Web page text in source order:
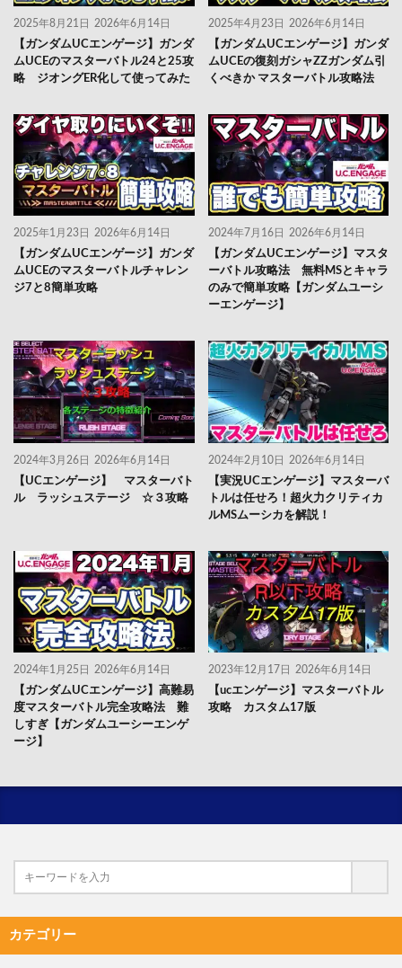
2025年8月21日 2026年6月14日
【ガンダムUCエンゲージ】ガンダ
ムUCEのマスターバトル24と25攻
略 ジオングER化して使ってみた
2025年4月23日 2026年6月14日
【ガンダムUCエンゲージ】ガンダ
ムUCEの復刻ガシャZZガンダム引
くべきか マスターバトル攻略法
2025年1月23日 2026年6月14日
【ガンダムUCエンゲージ】ガンダ
ムUCEのマスターバトルチャレン
ジ7と8簡単攻略
2024年7月16日 2026年6月14日
【ガンダムUCエンゲージ】マスタ
ーバトル攻略法 無料MSとキャラ
のみで簡単攻略【ガンダムユーシ
ーエンゲージ】
2024年3月26日 2026年6月14日
【UCエンゲージ】 マスターバト
ル ラッシュステージ ☆３攻略
2024年2月10日 2026年6月14日
【実況UCエンゲージ】マスターバ
トルは任せろ！超火力クリティカ
ルMSムーシカを解説！
2024年1月25日 2026年6月14日
【ガンダムUCエンゲージ】高難易
度マスターバトル完全攻略法 難
しすぎ【ガンダムユーシーエンゲ
ージ】
2023年12月17日 2026年6月14日
【ucエンゲージ】マスターバトル
攻略 カスタム17版
カテゴリー